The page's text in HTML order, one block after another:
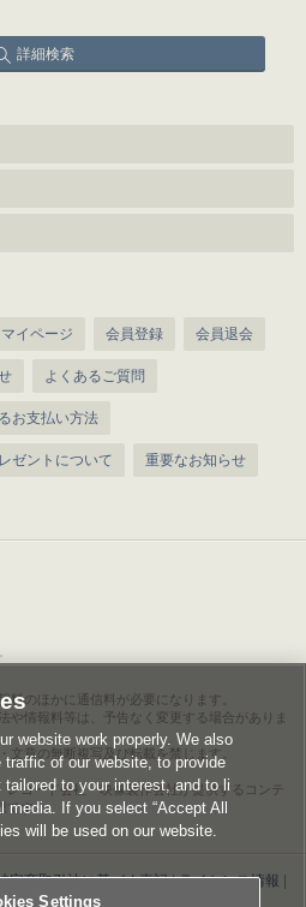
詳細検索
マイページ 会員登録 会員退会
よくあるご質問
お支払い方法
ゼントについて 重要なお知らせ
料のほかに通信料が必要になります。
や情報料等は、予告なく変更する場合がありま
文章の無断複写及び転載を禁じます。
レコード会社・映像製作会社が提供するコンテ
です。
定商取引法に基づく表記|ライセンス情報
website work properly. We also
of our website, to provide
to your interest, and to li
If you select “Accept All
will be used on our website.
Settings